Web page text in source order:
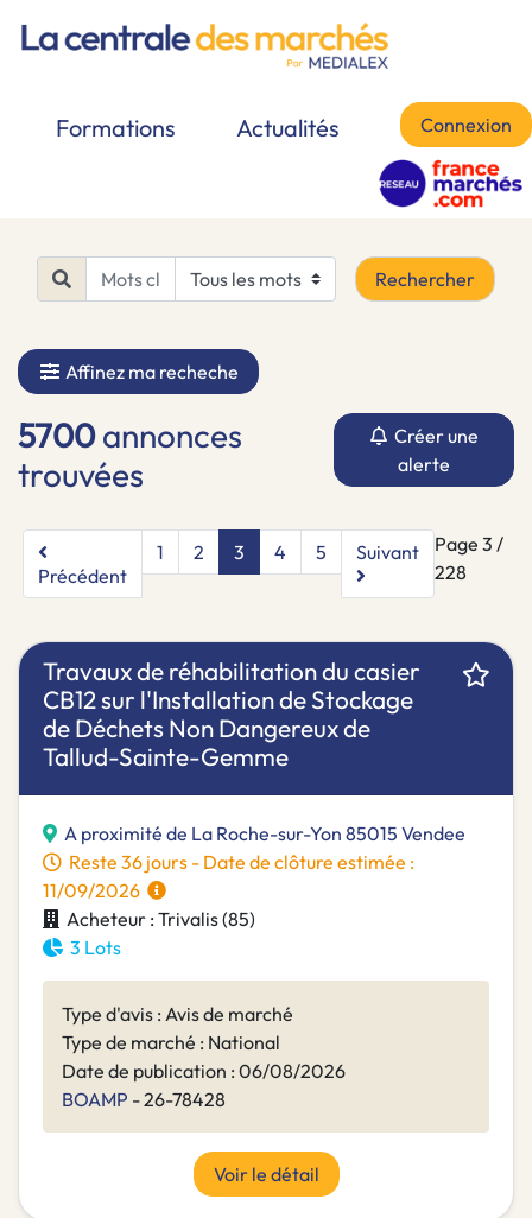
Formations Actualités Connexion
Rechercher
Affinez ma recheche
5700annonces
trouvées
Créer une
alerte
Précédent
1 2 3 4 5 Suivant
Page 3 /
228
Travaux de réhabilitation du casier
CB12 sur l'Installation de Stockage
de Déchets Non Dangereux de
Tallud-Sainte-Gemme
A proximité de La Roche-sur-Yon 85015 Vendee
Reste 36 jours - Date de clôture estimée :
11/09/2026
Acheteur : Trivalis (85)
3 Lots
Type d'avis : Avis de marché
Type de marché : National
Date de publication : 06/08/2026
BOAMP - 26-78428
Voir le détail